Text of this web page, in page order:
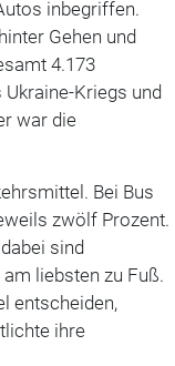
inbegriffen.
Gehen und
4.173
Kriegs und
war die
Bei Bus
zwölf Prozent.
sind
liebsten zu Fuß.
entscheiden,
ihre